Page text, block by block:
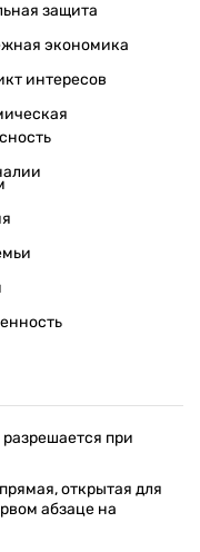
защита
экономика
интересов
при
открытая для
абзаце на